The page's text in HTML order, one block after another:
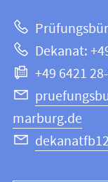
Website
und
Informatik
Dekanat:
+49 6421
marburg.de